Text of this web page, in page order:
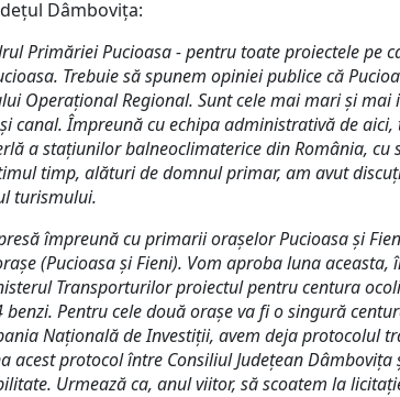
Dâmbovița:
Primăriei Pucioasa - pentru toate proiectele pe
Trebuie să spunem opiniei publice că
Operațional Regional. Sunt cele mai mari și
Împreună cu echipa administrativă de
a stațiunilor balneoclimaterice din România,
timp, alături de domnul primar, am avut
turismului.
împreună cu primarii orașelor Pucioasa și
(Pucioasa și Fieni). Vom aproba luna
Transporturilor proiectul pentru centura
Pentru cele două orașe va fi o singură
Națională de Investiții, avem deja protocolul
acest protocol între Consiliul Județean
Urmează ca, anul viitor, să scoatem la